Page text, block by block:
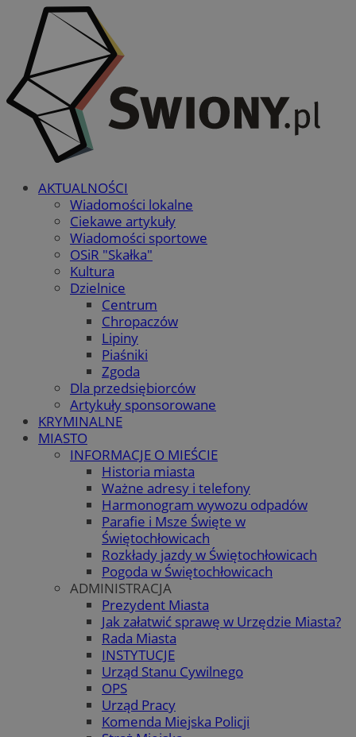
AKTUALNOŚCI
Wiadomości lokalne
Ciekawe artykuły
Wiadomości sportowe
OSiR "Skałka"
Kultura
Dzielnice
Centrum
Chropaczów
Lipiny
Piaśniki
Zgoda
Dla przedsiębiorców
Artykuły sponsorowane
KRYMINALNE
MIASTO
INFORMACJE O MIEŚCIE
Historia miasta
Ważne adresy i telefony
Harmonogram wywozu odpadów
Parafie i Msze Święte w
Świętochłowicach
Rozkłady jazdy w Świętochłowicach
Pogoda w Świętochłowicach
ADMINISTRACJA
Prezydent Miasta
Jak załatwić sprawę w Urzędzie Miasta?
Rada Miasta
INSTYTUCJE
Urząd Stanu Cywilnego
OPS
Urząd Pracy
Komenda Miejska Policji